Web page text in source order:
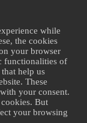
while
the cookies
your browser
functionalities of
help us
These
your consent.
But
your browsing